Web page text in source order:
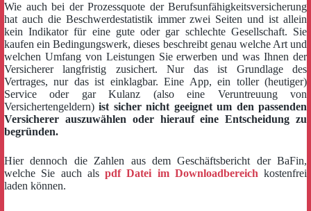
Wie auch bei der Prozessquote der Berufsunfähigkeitsversicherung
hat auch die Beschwerdestatistik immer zwei Seiten und ist allein
kein Indikator für eine gute oder gar schlechte Gesellschaft. Sie
kaufen ein Bedingungswerk, dieses beschreibt genau welche Art und
welchen Umfang von Leistungen Sie erwerben und was Ihnen der
Versicherer langfristig zusichert. Nur das ist Grundlage des
Vertrages, nur das ist einklagbar. Eine App, ein toller (heutiger)
Service oder gar Kulanz (also eine Veruntreuung von
Versichertengeldern)ist sicher nicht geeignet um den passenden
Versicherer auszuwählen oder hierauf eine Entscheidung zu
begründen.
Hier dennoch die Zahlen aus dem Geschäftsbericht der BaFin,
welche Sie auch als pdf Datei im Downloadbereich kostenfrei
laden können.